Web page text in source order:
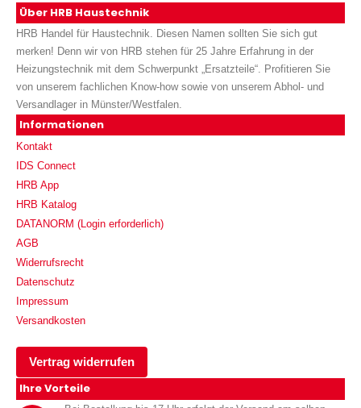
Über HRB Haustechnik
HRB Handel für Haustechnik. Diesen Namen sollten Sie sich gut
merken! Denn wir von HRB stehen für 25 Jahre Erfahrung in der
Heizungstechnik mit dem Schwerpunkt „Ersatzteile“. Profitieren Sie
von unserem fachlichen Know-how sowie von unserem Abhol- und
Versandlager in Münster/Westfalen.
Informationen
Kontakt
IDS Connect
HRB App
HRB Katalog
DATANORM (Login erforderlich)
AGB
Widerrufsrecht
Datenschutz
Impressum
Versandkosten
Vertrag widerrufen
Ihre Vorteile